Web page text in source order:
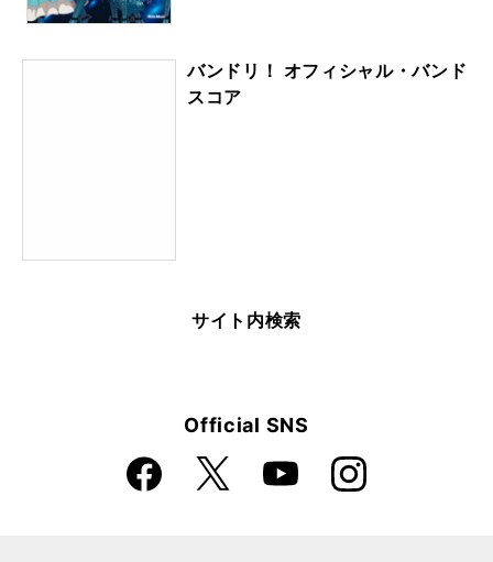
バンドリ！ オフィシャル・バンド
スコア
サイト内検索
Official SNS
Faceboo
k
X YouTube Instagra
m